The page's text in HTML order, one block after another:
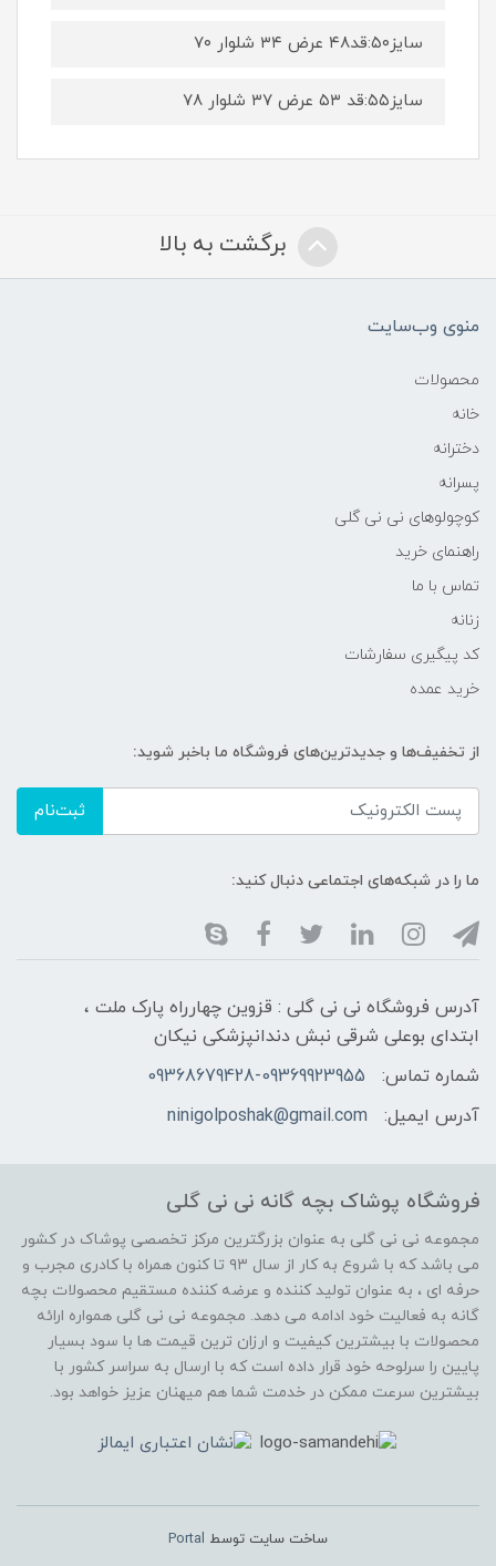
سایز۵۰:قد۴۸ عرض ۳۴ شلوار ۷۰
سایز۵۵:قد ۵۳ عرض ۳۷ شلوار ۷۸
برگشت به بالا
منوی وب‌سایت
محصولات
خانه
دخترانه
پسرانه
کوچولوهای نی نی گلی
راهنمای خرید
تماس با ما
زنانه
کد پیگیری سفارشات
خرید عمده
از تخفیف‌ها و جدیدترین‌های فروشگاه ما باخبر شوید:
ثبت‌نام
ما را در شبکه‌های اجتماعی دنبال کنید:
آدرس فروشگاه نی نی گلی : قزوین چهارراه پارک ملت ،
ابتدای بوعلی شرقی نبش دندانپزشکی نیکان
شماره تماس:
09368679428-09369923955
آدرس ایمیل:
ninigolposhak@gmail.com
فروشگاه پوشاک بچه گانه نی نی گلی
مجموعه نی نی گلی به عنوان بزرگترین مرکز تخصصی پوشاک در کشور
می باشد که با شروع به کار از سال ۹۳ تا کنون همراه با کادری مجرب و
حرفه ای ، به عنوان تولید کننده و عرضه کننده مستقیم محصولات بچه
گانه به فعالیت خود ادامه می دهد. مجموعه نی نی گلی همواره ارائه
محصولات با بیشترین کیفیت و ارزان ترین قیمت ها با سود بسیار
پایین را سرلوحه خود قرار داده است که با ارسال به سراسر کشور با
بیشترین سرعت ممکن در خدمت شما هم میهنان عزیز خواهد بود.
ساخت سایت توسط Portal